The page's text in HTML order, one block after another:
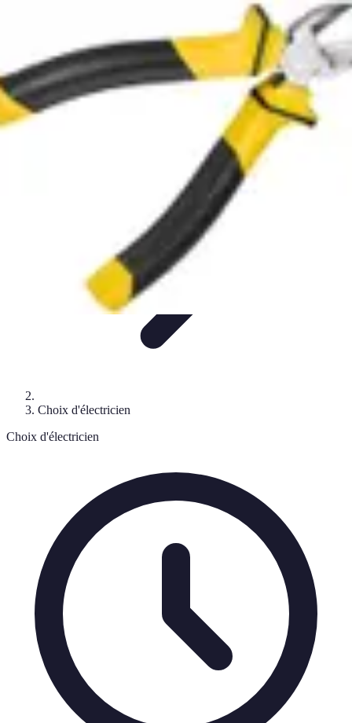
Choix de l'électricienChoix d'électricienChoix
Sélection d'un électricien
Électricien de Confiance
Choix d'électricien
Choix d'électricien